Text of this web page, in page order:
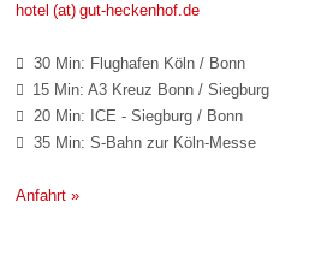
hotel (at) gut-heckenhof.de
 30 Min: Flughafen Köln / Bonn
 15 Min: A3 Kreuz Bonn / Siegburg
 20 Min: ICE - Siegburg / Bonn
 35 Min: S-Bahn zur Köln-Messe
Anfahrt »